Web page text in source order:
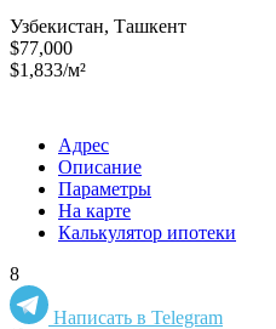
Узбекистан, Ташкент
$77,000
$1,833/м²
Адрес
Описание
Параметры
На карте
Калькулятор ипотеки
8
Написать в Telegram